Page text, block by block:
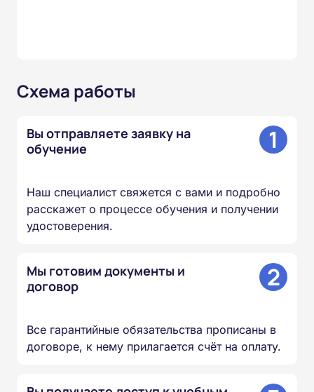
Схема работы
Вы отправляете заявку на
обучение
1
Наш специалист свяжется с вами и подробно
расскажет о процессе обучения и получении
удостоверения.
Мы готовим документы и
договор
2
Все гарантийные обязательства прописаны в
договоре, к нему прилагается счёт на оплату.